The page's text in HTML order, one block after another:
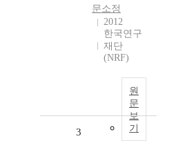
문소정
2012
한국연구
재단
(NRF)
원
문
보
기
3